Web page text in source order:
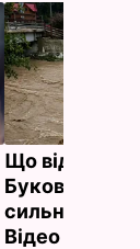
Що
Буковелі
сильного
Відео